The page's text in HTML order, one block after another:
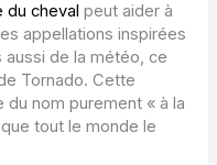
du cheval peut aider à
appellations inspirées
aussi de la météo, ce
Tornado. Cette
nom purement « à la
tout le monde le